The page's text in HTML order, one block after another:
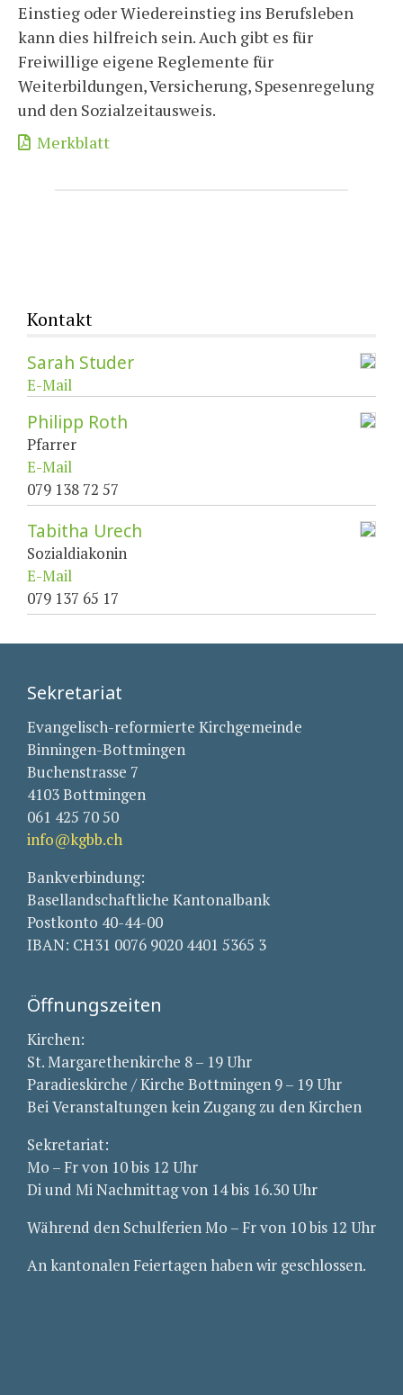
Einstieg oder Wiedereinstieg ins Berufsleben
kann dies hilfreich sein. Auch gibt es für
Freiwillige eigene Reglemente für
Weiterbildungen, Versicherung, Spesenregelung
und den Sozialzeitausweis.
Merkblatt
Kontakt
Sarah Studer
E-Mail
Philipp Roth
Pfarrer
E-Mail
079 138 72 57
Tabitha Urech
Sozialdiakonin
E-Mail
079 137 65 17
Sekretariat
Evangelisch-reformierte Kirchgemeinde
Binningen-Bottmingen
Buchenstrasse 7
4103 Bottmingen
061 425 70 50
info@kgbb.ch
Bankverbindung:
Basellandschaftliche Kantonalbank
Postkonto 40-44-00
IBAN: CH31 0076 9020 4401 5365 3
Öffnungszeiten
Kirchen:
St. Margarethenkirche 8 – 19 Uhr
Paradieskirche / Kirche Bottmingen 9 – 19 Uhr
Bei Veranstaltungen kein Zugang zu den Kirchen
Sekretariat:
Mo – Fr von 10 bis 12 Uhr
Di und Mi Nachmittag von 14 bis 16.30 Uhr
Während den Schulferien Mo – Fr von 10 bis 12 Uhr
An kantonalen Feiertagen haben wir geschlossen.